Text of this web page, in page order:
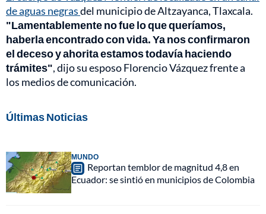
de aguas negrasdel municipio de Altzayanca, Tlaxcala.
"Lamentablemente no fue lo que queríamos,
haberla encontrado con vida. Ya nos confirmaron
el deceso y ahorita estamos todavía haciendo
trámites", dijo su esposo Florencio Vázquez frente a
los medios de comunicación.
Últimas Noticias
MUNDO
Reportan temblor de magnitud 4,8 en
Ecuador: se sintió en municipios de Colombia